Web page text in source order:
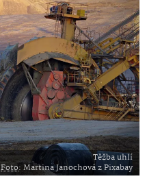
Těžba uhlí
Foto: Martina Janochová z Pixabay